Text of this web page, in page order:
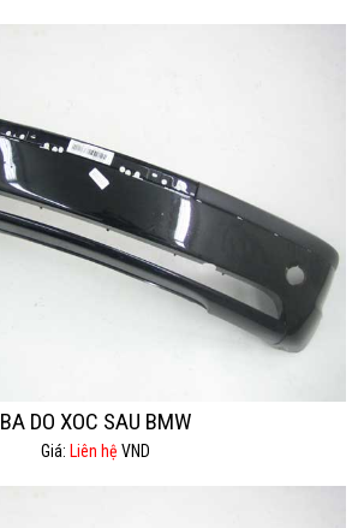
BA DO XOC SAU BMW
Giá: Liên hệ VND